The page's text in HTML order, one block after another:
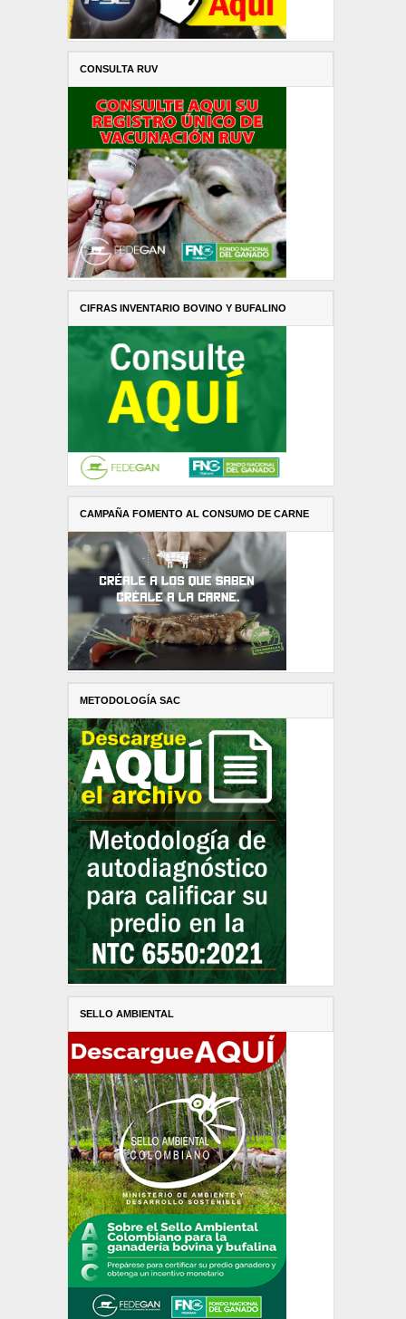
CONSULTA RUV
CIFRAS INVENTARIO BOVINO Y BUFALINO
CAMPAÑA FOMENTO AL CONSUMO DE CARNE
METODOLOGÍA SAC
SELLO AMBIENTAL